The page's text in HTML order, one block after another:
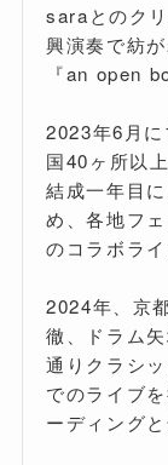
saraとのク
興演奏で紡
『an open
2023年6月
国40ヶ所以
結成一年目
め、各地フ
のコラボラ
2024年、京
徹、ドラム
通りクラシ
でのライブ
ーディング